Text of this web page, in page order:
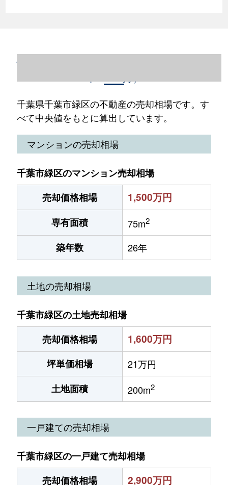
千葉県千葉市緑区の不動産売却情報（2023
千葉県千葉市緑区の不動産の売却相場です。す
べて中央値をもとに算出しています。
マンションの売却相場
千葉市緑区のマンション売却相場
売却価格相場
1,500万円
専有面積 75m2
築年数 26年
土地の売却相場
千葉市緑区の土地売却相場
売却価格相場
1,600万円
坪単価相場
21万円
土地面積
200m2
一戸建ての売却相場
千葉市緑区の一戸建て売却相場
売却価格相場
2,900万円